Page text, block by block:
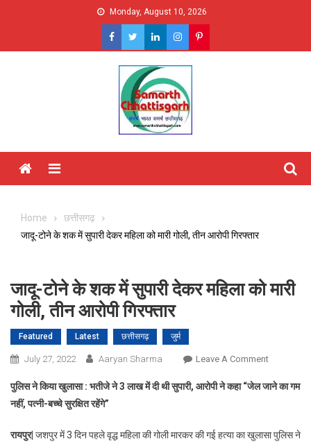
Monday, August 10, 2026
Menu
Home
छत्तीसगढ़
जादू-टोने के शक में सुपारी देकर महिला को मारी गोली, तीन आरोपी गिरफ्तार
जादू-टोने के शक में सुपारी देकर महिला को मारी
गोली, तीन आरोपी गिरफ्तार
Featured Latest छत्तीसगढ़ जुर्म
July 27, 2022 Aaryan Sharma Leave A CommentOn
टोने
में
पुलिस ने किया खुलासा : भतीजे ने3लाख में दी थी सुपारी, आरोपी ने कहा“जेल जाने का गम
नहीं,पत्नी-बच्चे सुरक्षित रहेंगे”
रायपुर| जशपुर में 3 दिन पहले वृद्ध महिला की गोली मारकर की गई हत्या का खुलासा पुलिस ने